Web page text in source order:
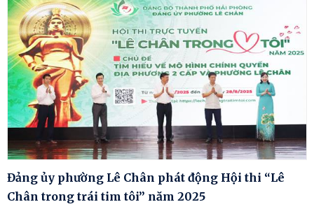
Đảng ủy phường Lê Chân phát động Hội thi “Lê
Chân trong trái tim tôi” năm 2025